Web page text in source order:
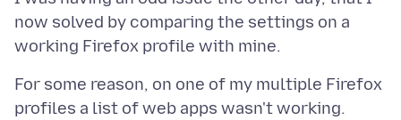
now solved by comparing the settings on a
For some reason, on one of my multiple Firefox
profiles a list of web apps wasn't working.